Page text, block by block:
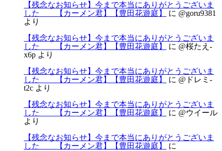
【残念なお知らせ】今まで本当にありがとうございま
した 【カーメン君】【豊田花遊庭】
に @goru9381
より
【残念なお知らせ】今まで本当にありがとうございま
した 【カーメン君】【豊田花遊庭】
に @桜たえ-
x6p より
【残念なお知らせ】今まで本当にありがとうございま
した 【カーメン君】【豊田花遊庭】
に @ドレミ-
t2c より
【残念なお知らせ】今まで本当にありがとうございま
した 【カーメン君】【豊田花遊庭】
に @ウイール
より
【残念なお知らせ】今まで本当にありがとうございま
した 【カーメン君】【豊田花遊庭】
に